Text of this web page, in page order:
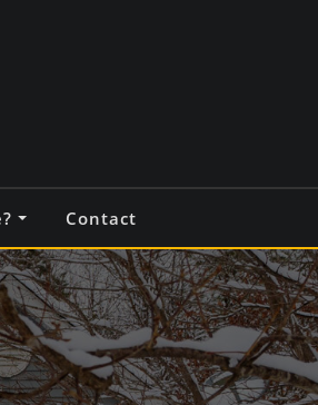
Contact